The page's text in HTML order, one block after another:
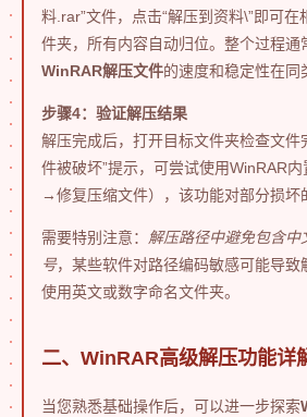
料.rar”文件，点击“解压到资料\”即可
件夹，所有内容自动归位。整个过程通
WinRAR解压文件的速度和稳定性在同
步骤4：验证解压结果
解压完成后，打开目标文件夹检查文件
件被破坏”提示，可尝试使用WinRAR
→修复压缩文件），该功能对部分损坏
需要特别注意： 解压路径中避免包含中
号，某些软件对路径编码敏感可能导致
使用英文或数字命名文件夹。
二、WinRAR高级解压功能详
当您熟悉基础操作后，可以进一步探索